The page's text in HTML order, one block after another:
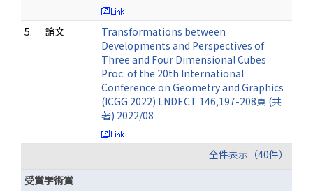
5. 論文
Transformations between
Developments and Perspectives of
Three and Four Dimensional Cubes
Proc. of the 20th International
Conference on Geometry and Graphics
(ICGG 2022) LNDECT 146,197-208頁 (共
著) 2022/08
全件表示（40件）
受賞学術賞